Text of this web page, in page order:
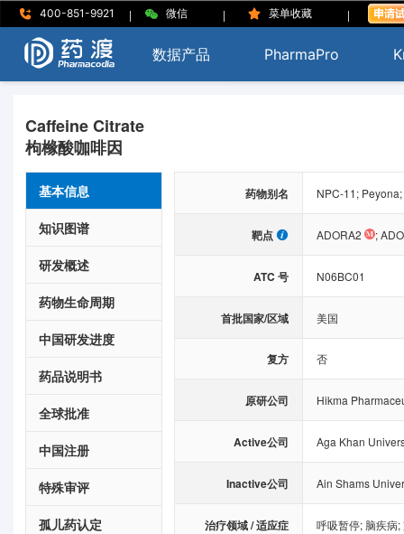
400-851-9921 | 微信 | 菜单收藏 |
数据产品 PharmaPro
Caffeine Citrate
枸橼酸咖啡因
基本信息
知识图谱
研发概述
药物生命周期
中国研发进度
药品说明书
全球批准
中国注册
特殊审评
孤儿药认定
药物别名 NPC-11;
靶点 ADORA2 ;
ATC 号 N06BC01
首批国家/区域 美国
复方 否
原研公司 Hikma
Active公司 Aga Khan
Inactive公司 Ain Shams
治疗领域 / 适应症 呼吸暂停; 脑疾病;